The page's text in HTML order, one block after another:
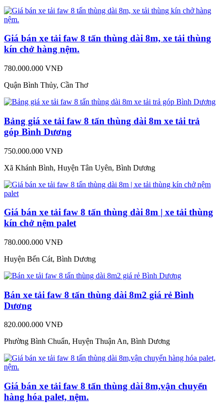
Giá bán xe tải faw 8 tấn thùng dài 8m, xe tải thùng
kín chở hàng nệm.
780.000.000 VNĐ
Quận Bình Thủy, Cần Thơ
Bảng giá xe tải faw 8 tấn thùng dài 8m xe tải trả
góp Bình Dương
750.000.000 VNĐ
Xã Khánh Bình, Huyện Tân Uyên, Bình Dương
Giá bán xe tải faw 8 tấn thùng dài 8m | xe tải thùng
kín chở nệm palet
780.000.000 VNĐ
Huyện Bến Cát, Bình Dương
Bán xe tải faw 8 tấn thùng dài 8m2 giá rẻ Bình
Dương
820.000.000 VNĐ
Phường Bình Chuẩn, Huyện Thuận An, Bình Dương
Giá bán xe tải faw 8 tấn thùng dài 8m,vận chuyển
hàng hóa palet, nệm.